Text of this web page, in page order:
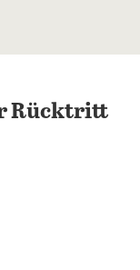
Rücktritt
teilen